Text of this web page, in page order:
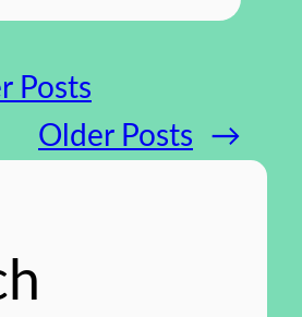
Posts
Older Posts
→